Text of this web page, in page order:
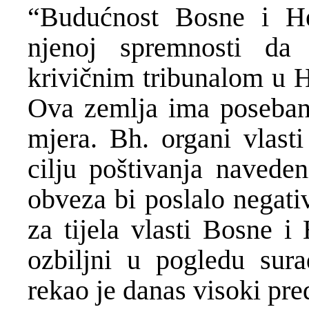
“Budućnost Bosne i
njenoj spremnosti da
krivičnim tribunalom u
Ova zemlja ima
mjera. Bh. organi
cilju poštivanja
obveza bi poslalo
za tijela vlasti Bosne i
ozbiljni u pogledu
rekao je danas visoki